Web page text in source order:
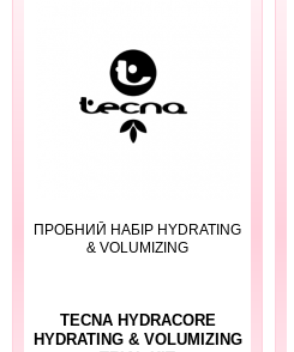
ПРОБНИЙ НАБІР HYDRATING
& VOLUMIZING
TECNA HYDRACORE
HYDRATING & VOLUMIZING